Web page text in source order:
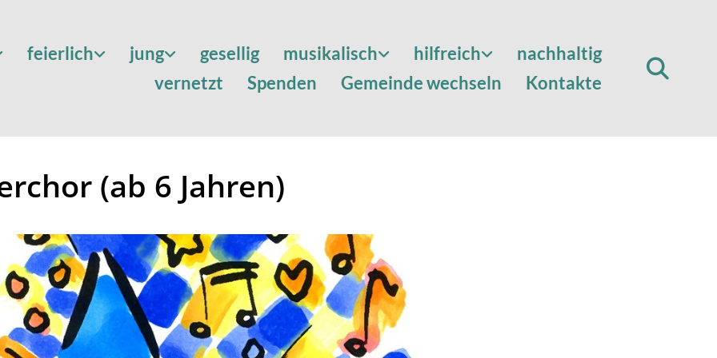
feierlich jung gesellig musikalisch hilfreich
nachhaltig
vernetzt
Spenden Gemeinde wechseln Kontakte
(ab 6 Jahren)